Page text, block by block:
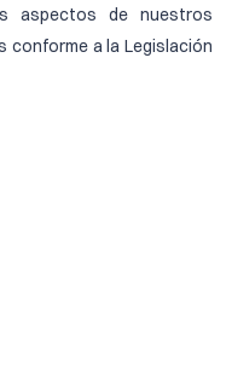
aspectos de nuestros
conforme a la Legislación